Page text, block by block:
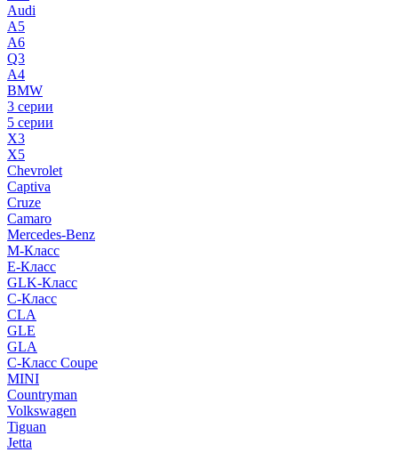
Audi
A5
A6
Q3
A4
BMW
3 серии
5 серии
X3
X5
Chevrolet
Captiva
Cruze
Camaro
Mercedes-Benz
M-Класс
E-Класс
GLK-Класс
C-Класс
CLA
GLE
GLA
C-Класс Coupe
MINI
Countryman
Volkswagen
Tiguan
Jetta